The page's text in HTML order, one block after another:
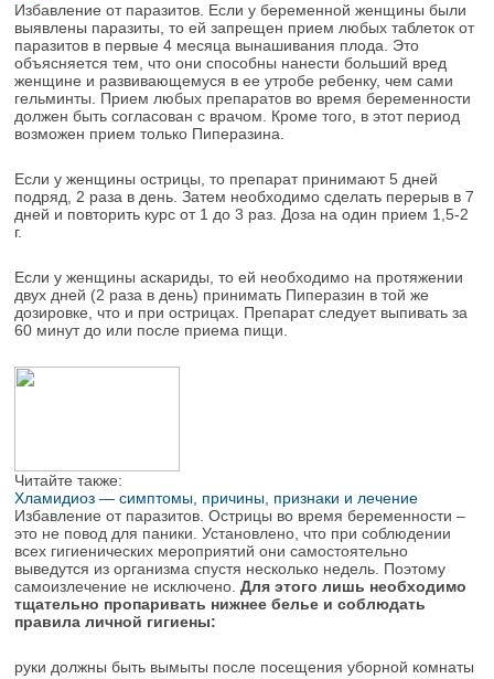
Избавление от паразитов. Если у беременной женщины были
выявлены паразиты, то ей запрещен прием любых таблеток от
паразитов в первые 4 месяца вынашивания плода. Это
объясняется тем, что они способны нанести больший вред
женщине и развивающемуся в ее утробе ребенку, чем сами
гельминты. Прием любых препаратов во время беременности
должен быть согласован с врачом. Кроме того, в этот период
возможен прием только Пиперазина.
Если у женщины острицы, то препарат принимают 5 дней
подряд, 2 раза в день. Затем необходимо сделать перерыв в 7
дней и повторить курс от 1 до 3 раз. Доза на один прием 1,5-2
г.
Если у женщины аскариды, то ей необходимо на протяжении
двух дней (2 раза в день) принимать Пиперазин в той же
дозировке, что и при острицах. Препарат следует выпивать за
60 минут до или после приема пищи.
Читайте также:
Хламидиоз — симптомы, причины, признаки и лечение
Избавление от паразитов. Острицы во время беременности –
это не повод для паники. Установлено, что при соблюдении
всех гигиенических мероприятий они самостоятельно
выведутся из организма спустя несколько недель. Поэтому
самоизлечение не исключено.Для этого лишь необходимо
тщательно пропаривать нижнее белье и соблюдать
правила личной гигиены:
руки должны быть вымыты после посещения уборной комнаты